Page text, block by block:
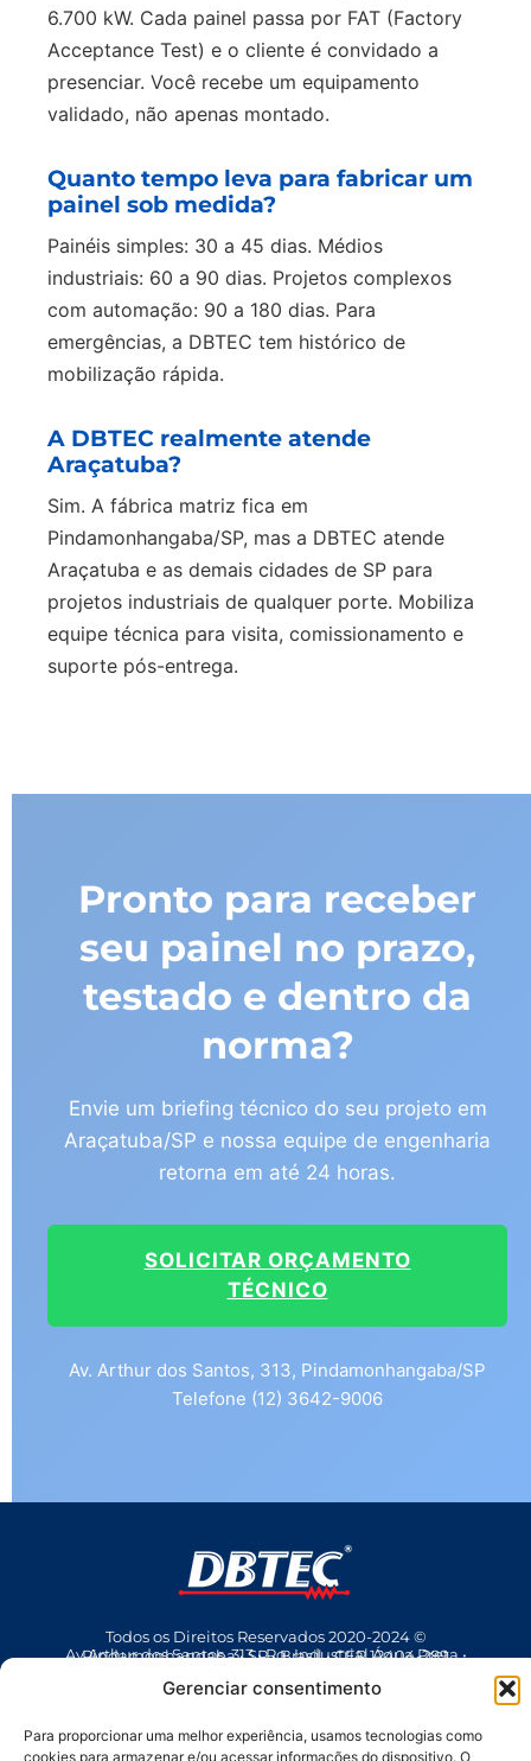
Gerenciar consentimento
Para proporcionar uma melhor experiência, usamos tecnologias como
cookies para armazenar e/ou acessar informações do dispositivo. O
6.700 kW. Cada painel passa por FAT (Factory
Acceptance Test) e o cliente é convidado a
presenciar. Você recebe um equipamento
validado, não apenas montado.
Quanto tempo leva para fabricar um
painel sob medida?
Painéis simples: 30 a 45 dias. Médios
industriais: 60 a 90 dias. Projetos complexos
com automação: 90 a 180 dias. Para
emergências, a DBTEC tem histórico de
mobilização rápida.
A DBTEC realmente atende
Araçatuba?
Sim. A fábrica matriz fica em
Pindamonhangaba/SP, mas a DBTEC atende
Araçatuba e as demais cidades de SP para
projetos industriais de qualquer porte. Mobiliza
equipe técnica para visita, comissionamento e
suporte pós-entrega.
Pronto para receber
seu painel no prazo,
testado e dentro da
norma?
Envie um briefing técnico do seu projeto em
Araçatuba/SP e nossa equipe de engenharia
retorna em até 24 horas.
SOLICITAR ORÇAMENTO
TÉCNICO
Av. Arthur dos Santos, 313, Pindamonhangaba/SP
Telefone (12) 3642-9006
Todos os Direitos Reservados 2020-2024 ©
Av Arthur dos Santos, 313 • Pq. Industrial Água Preta • Pindamonhangaba • SP • Brasil • CEP 12404-289